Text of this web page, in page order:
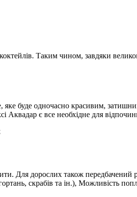
Таким чином, завдяки
буде одночасно красивим,
є все необхідне для
Для дорослих також передбачений
скрабів та ін.), Можливість